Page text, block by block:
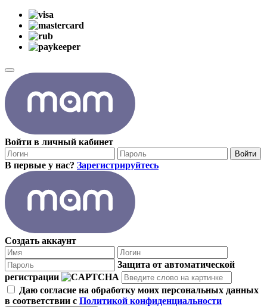
Войти в личный кабинет
Войти
В первые у нас? Зарегистрируйтесь
Создать аккаунт
Защита от автоматической
регистрации
Даю согласие на обработку моих персональных данных
в соответствии с Политикой конфиденциальности